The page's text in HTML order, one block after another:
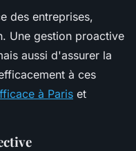
des entreprises,
Une gestion proactive
aussi d'assurer la
à ces
à Paris et